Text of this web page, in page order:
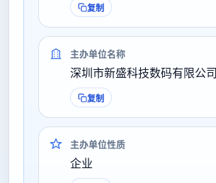
复制
主办单位名称
深圳市新盛科技数码有限公司
复制
主办单位性质
企业